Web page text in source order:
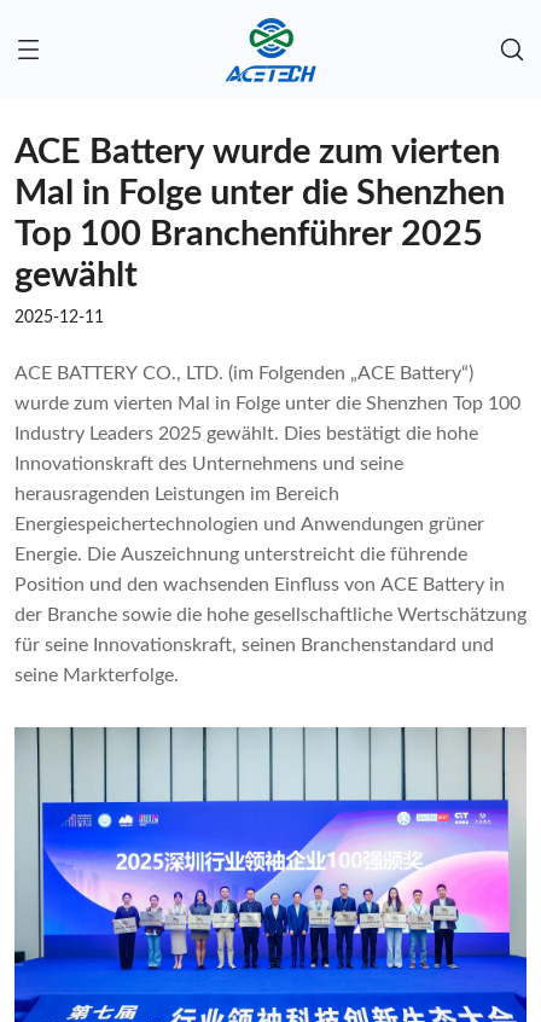
ACE Battery wurde zum vierten
Mal in Folge unter die Shenzhen
Top 100 Branchenführer 2025
gewählt
2025-12-11
ACE BATTERY CO., LTD. (im Folgenden „ACE Battery“)
wurde zum vierten Mal in Folge unter die Shenzhen Top 100
Industry Leaders 2025 gewählt. Dies bestätigt die hohe
Innovationskraft des Unternehmens und seine
herausragenden Leistungen im Bereich
Energiespeichertechnologien und Anwendungen grüner
Energie. Die Auszeichnung unterstreicht die führende
Position und den wachsenden Einfluss von ACE Battery in
der Branche sowie die hohe gesellschaftliche Wertschätzung
für seine Innovationskraft, seinen Branchenstandard und
seine Markterfolge.